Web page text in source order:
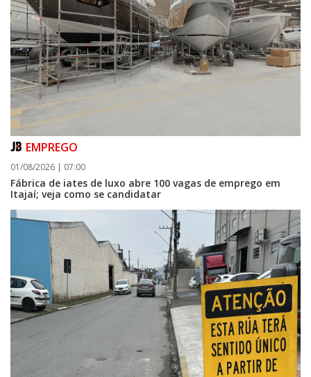
EMPREGO
01/08/2026 | 07:00
Fábrica de iates de luxo abre 100 vagas de emprego em
Itajaí; veja como se candidatar